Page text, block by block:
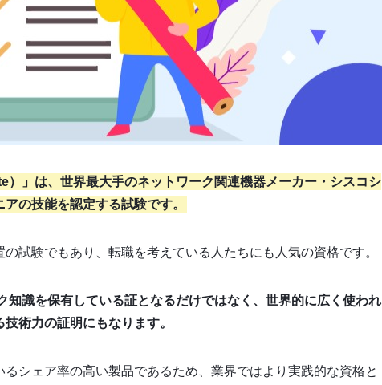
」は、世界最大手のネットワーク関連機器メーカー・シスコシ
の技能を認定する試験です。
試験でもあり、転職を考えている人たちにも人気の資格です。
識を保有している証となるだけではなく、世界的に広く使われ
術力の証明にもなります。
シェア率の高い製品であるため、業界ではより実践的な資格と